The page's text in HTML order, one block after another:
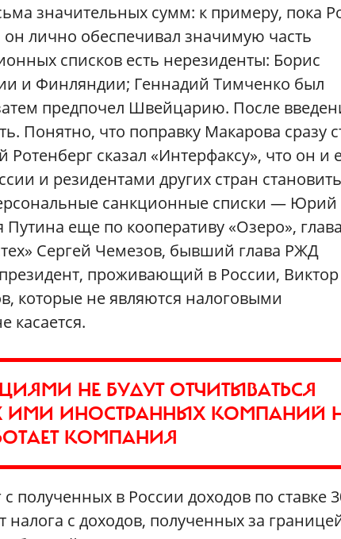
значительных сумм: к примеру, пока
лично обеспечивал значимую часть
списков есть нерезиденты: Борис
и Финляндии; Геннадий Тимченко был
предпочел Швейцарию. После
Понятно, что поправку Макарова сразу
сказал «Интерфаксу», что он и
и резидентами других стран
санкционные списки — Юрий
еще по кооперативу «Озеро», глава
Сергей Чемезов, бывший глава РЖД
проживающий в России, Виктор
которые не являются налоговыми
касается.
НЕ БУДУТ ОТЧИТЫВАТЬСЯ
ИМИ ИНОСТРАННЫХ КОМПАНИЙ
КОМПАНИЯ
полученных в России доходов по ставке
с доходов, полученных за